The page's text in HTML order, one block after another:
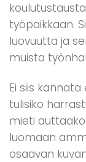
työpaikkaan.
luovuutta ja
muista
Ei siis
tulisiko
mieti
luomaan
osaavan